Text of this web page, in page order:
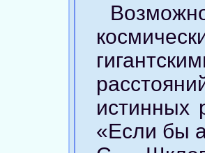
истинных
«Если бы